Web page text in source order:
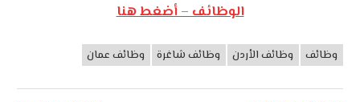
الوظائف – أضغط هنا
وظائف
وظائف وظائف الأردن وظائف شاغرة وظائف عمان